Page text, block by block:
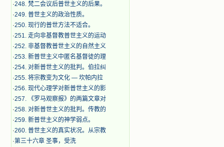
·248. 梵二会议后普世主义的后果。
·249. 普世主义的政治性质。
·250. 现行的普世方法不适合。
·251. 走向非基督教普世主义的运动
·252. 非基督教普世主义的自然主义
·253. 新普世主义中匿名基督徒的理
·254. 对新普世主义的批判。伯拉纠
·255. 将宗教变为文化 — 坎帕内拉
·256. 现代心理学对新普世主义的影
·257. 《罗马观察报》的两篇文章对
·258. 对新普世主义的批判。传教的
·259. 新普世主义的神学弱点。
·260. 普世主义的真实状况。从宗教
·第三十六章 圣事，受洗